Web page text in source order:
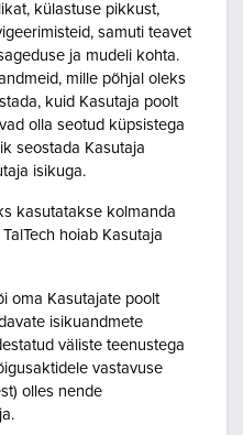
külastuse pikkust,
samuti teavet
ja mudeli kohta.
mille põhjal oleks
kuid Kasutaja poolt
olla seotud küpsistega
seostada Kasutaja
isikuga.
kasutatakse kolmanda
hoiab Kasutaja
oma Kasutajate poolt
isikuandmete
väliste teenustega
vastavuse
olles nende